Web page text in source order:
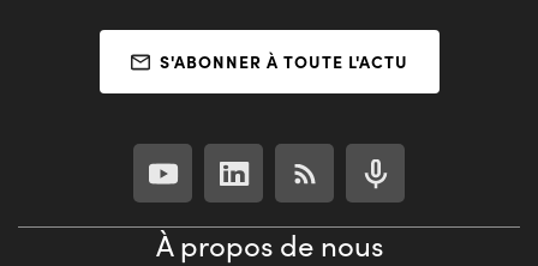
S'ABONNER À TOUTE L'ACTU
À propos de nous